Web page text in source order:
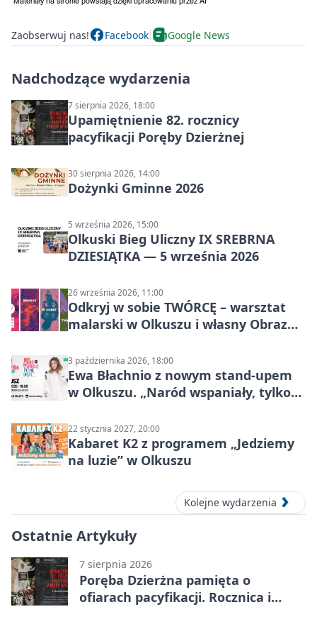
Zaobserwuj nas! Facebook Google News
Nadchodzące wydarzenia
7 sierpnia 2026, 18:00
Upamiętnienie 82. rocznicy
pacyfikacji Poręby Dzierżnej
30 sierpnia 2026, 14:00
Dożynki Gminne 2026
5 września 2026, 15:00
Olkuski Bieg Uliczny IX SREBRNA
DZIESIĄTKA — 5 września 2026
26 września 2026, 11:00
Odkryj w sobie TWÓRCĘ – warsztat
malarski w Olkuszu i własny Obraz
3 października 2026, 18:00
Ewa Błachnio z nowym stand-upem
w Olkuszu. „Naród wspaniały, tylko
22 stycznia 2027, 20:00
Kabaret K2 z programem „Jedziemy
na luzie” w Olkuszu
Kolejne wydarzenia
Ostatnie Artykuły
7 sierpnia 2026
Poręba Dzierżna pamięta o
ofiarach pacyfikacji. Rocznica i